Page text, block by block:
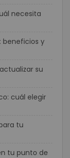
necesita
beneficios y
su
cuál elegir
tu
tu punto de